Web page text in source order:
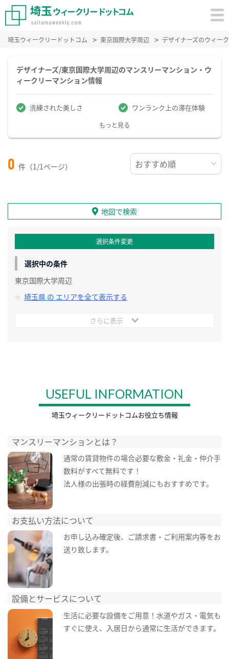
埼玉ウィークリードットコム 東京国際大学周辺 デザイナーズのウィー
デザイナーズ/東京国際大学周辺のマンスリーマンション・ウ
ィークリーマンション情報
洗練された美しさ ワンランク上の滞在体験
もっと見る
0 件（1/1ページ）
地図で検索
選択条件変更
選択中の条件
東京国際大学周辺
埼玉県 の エリアを全て表示する
さらに表示
USEFUL INFORMATION
埼玉ウィークリードットコムお役立ち情報
マンスリーマンションとは？
通常の賃貸物件の場合必要な敷金・礼金・仲介手
数料がすべて無料です！
法人様の出張時の経費削減にもおすすめです。
お支払い方法について
お申し込み確定後、ご請求書・ご利用案内等をお
送り致します。
設備とサービスについて
生活に必要な設備をご用意！水道やガス・電気も
すぐに使え、入居日から通常に生活ができます。